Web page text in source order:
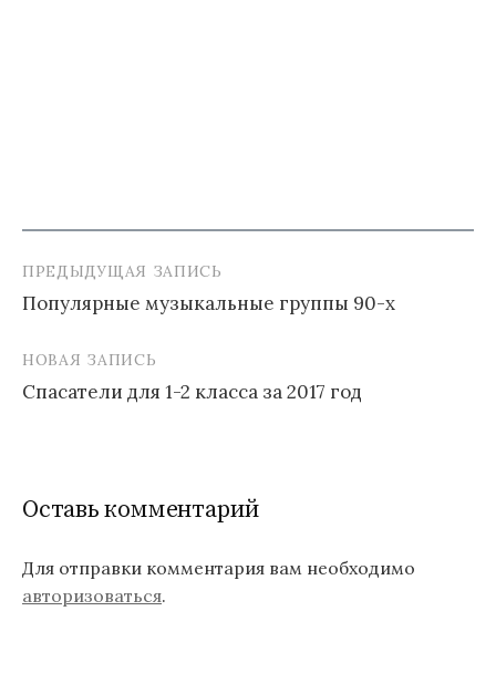
Навигация
по
записям
ПРЕДЫДУЩАЯ ЗАПИСЬ
Популярные музыкальные группы 90-х
НОВАЯ ЗАПИСЬ
Спасатели для 1-2 класса за 2017 год
Оставь комментарий
Для отправки комментария вам необходимо
авторизоваться.